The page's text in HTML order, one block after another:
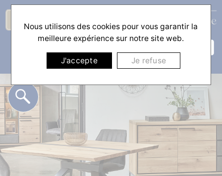
☰
Nous utilisons des cookies pour vous garantir la
meilleure expérience sur notre site web.
J'accepte Je refuse